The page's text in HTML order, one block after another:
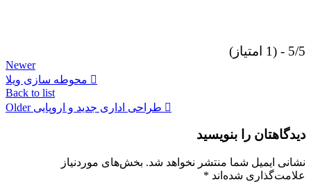
5/5 - (1 امتیاز)
Newer
محوطه سازی ویلا
Back to list
Older طراحی اداری جدید و اروپایی
دیدگاهتان را بنویسید
نشانی ایمیل شما منتشر نخواهد شد. بخش‌های موردنیاز
علامت‌گذاری شده‌اند *